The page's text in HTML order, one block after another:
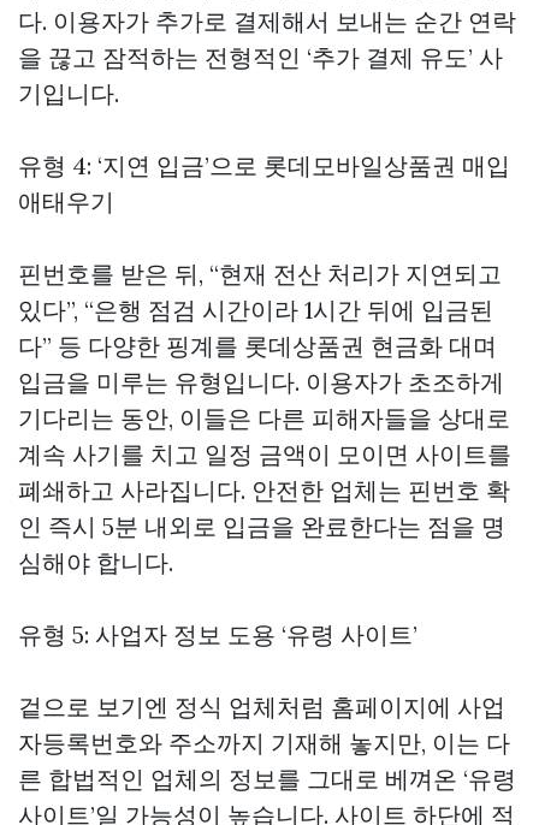
다. 이용자가 추가로 결제해서 보내는 순간 연락
을 끊고 잠적하는 전형적인 ‘추가 결제 유도’ 사
기입니다.
유형 4: ‘지연 입금’으로 롯데모바일상품권 매입
애태우기
핀번호를 받은 뒤, “현재 전산 처리가 지연되고
있다”, “은행 점검 시간이라 1시간 뒤에 입금된
다” 등 다양한 핑계를 롯데상품권 현금화 대며
입금을 미루는 유형입니다. 이용자가 초조하게
기다리는 동안, 이들은 다른 피해자들을 상대로
계속 사기를 치고 일정 금액이 모이면 사이트를
폐쇄하고 사라집니다. 안전한 업체는 핀번호 확
인 즉시 5분 내외로 입금을 완료한다는 점을 명
심해야 합니다.
유형 5: 사업자 정보 도용 ‘유령 사이트’
겉으로 보기엔 정식 업체처럼 홈페이지에 사업
자등록번호와 주소까지 기재해 놓지만, 이는 다
른 합법적인 업체의 정보를 그대로 베껴온 ‘유령
사이트’일 가능성이 높습니다. 사이트 하단에 적